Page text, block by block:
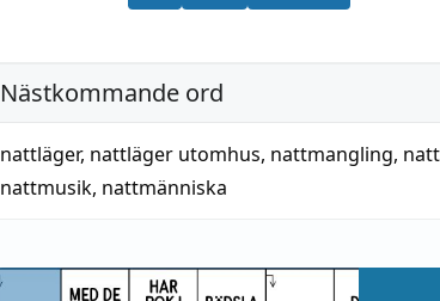
Nästkommande ord
nattläger, nattläger utomhus, nattmangling,
nattmusik, nattmänniska